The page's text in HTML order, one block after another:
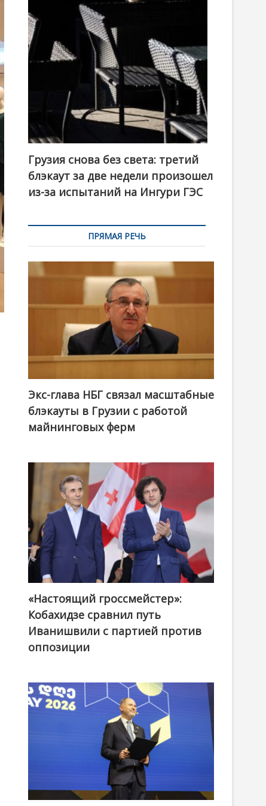
Грузия снова без света: третий
блэкаут за две недели произошел
из-за испытаний на Ингури ГЭС
ПРЯМАЯ РЕЧЬ
Экс-глава НБГ связал масштабные
блэкауты в Грузии с работой
майнинговых ферм
@ქართული ოცნება / Georgian Dream
«Настоящий гроссмейстер»:
Кобахидзе сравнил путь
Иванишвили с партией против
оппозиции